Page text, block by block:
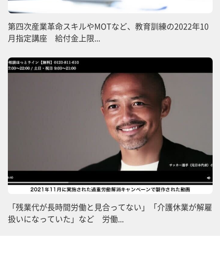
第四次産業革命スキルやMOTなど、教育訓練の2022年10
月指定講座 給付金上限...
「残業代が長時間労働と見合ってない」「介護休業が解雇
扱いになっていた」など 労働...